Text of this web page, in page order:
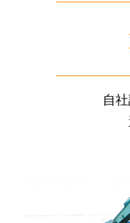
自